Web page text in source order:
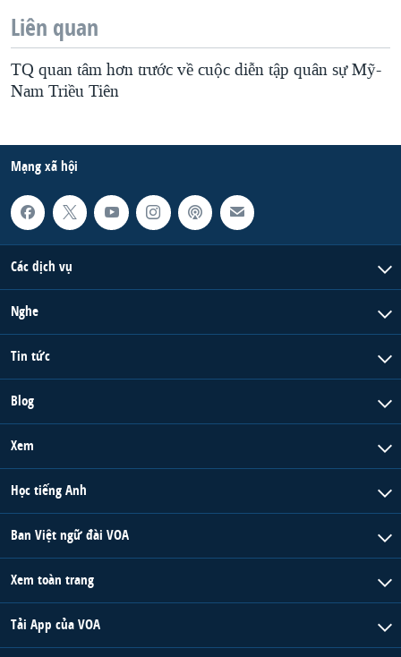
Liên quan
TQ quan tâm hơn trước về cuộc diễn tập quân sự Mỹ-
Nam Triều Tiên
Mạng xã hội
Các dịch vụ
Nghe
Tin tức
Blog
Xem
Học tiếng Anh
Ban Việt ngữ đài VOA
Xem toàn trang
Tải App của VOA